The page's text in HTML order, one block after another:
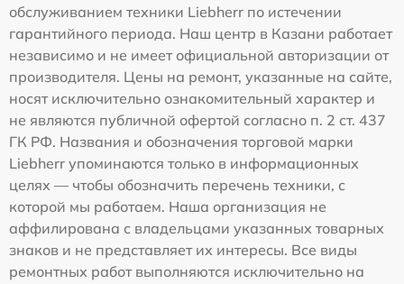
обслуживанием техники Liebherr по истечении
гарантийного периода. Наш центр в Казани работает
независимо и не имеет официальной авторизации от
производителя. Цены на ремонт, указанные на сайте,
носят исключительно ознакомительный характер и
не являются публичной офертой согласно п. 2 ст. 437
ГК РФ. Названия и обозначения торговой марки
Liebherr упоминаются только в информационных
целях — чтобы обозначить перечень техники, с
которой мы работаем. Наша организация не
аффилирована с владельцами указанных товарных
знаков и не представляет их интересы. Все виды
ремонтных работ выполняются исключительно на